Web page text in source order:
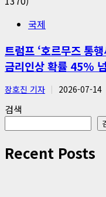
국제
트럼프 ‘호르무즈 통
금리인상 확률 45%
장호진 기자 2026-07-14
검색
Recent Posts